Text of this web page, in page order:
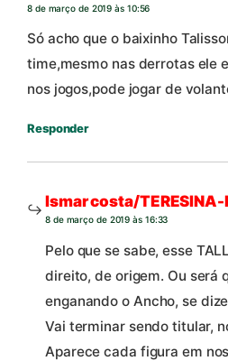
8 de março de 2019 às 10:56
Só acho que o baixinho
time,mesmo nas derrotas ele
nos jogos,pode jogar de
Responder
Ismar costa/TERESINA-
8 de março de 2019 às 16:33
Pelo que se sabe, esse
direito, de origem. Ou será
enganando o Ancho, se
Vai terminar sendo titular,
Aparece cada figura em